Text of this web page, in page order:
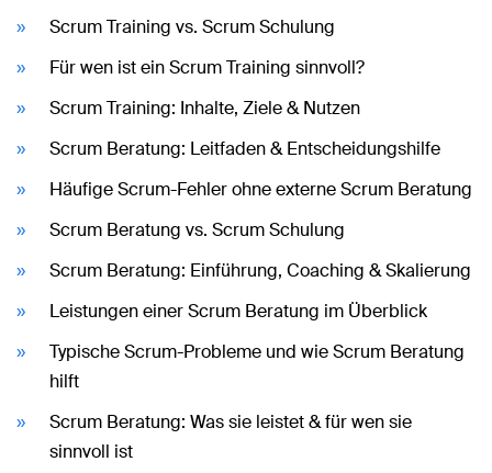
Scrum Training vs. Scrum Schulung
Für wen ist ein Scrum Training sinnvoll?
Scrum Training: Inhalte, Ziele & Nutzen
Scrum Beratung: Leitfaden & Entscheidungshilfe
Häufige Scrum-Fehler ohne externe Scrum Beratung
Scrum Beratung vs. Scrum Schulung
Scrum Beratung: Einführung, Coaching & Skalierung
Leistungen einer Scrum Beratung im Überblick
Typische Scrum-Probleme und wie Scrum Beratung
hilft
Scrum Beratung: Was sie leistet & für wen sie
sinnvoll ist